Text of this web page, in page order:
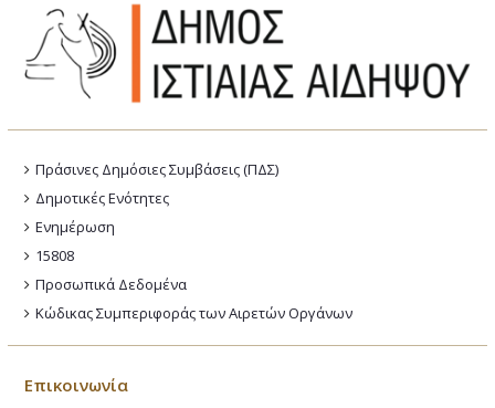
Πράσινες Δημόσιες Συμβάσεις (ΠΔΣ)
Δημοτικές Ενότητες
Ενημέρωση
15808
Προσωπικά Δεδομένα
Κώδικας Συμπεριφοράς των Αιρετών Οργάνων
Επικοινωνία